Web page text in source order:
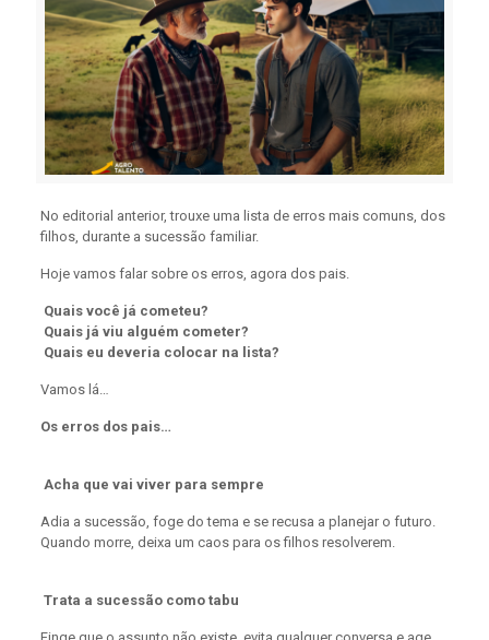
No editorial anterior, trouxe uma lista de erros mais comuns, dos
filhos, durante a sucessão familiar.
Hoje vamos falar sobre os erros, agora dos pais.
Quais você já cometeu?
Quais já viu alguém cometer?
Quais eu deveria colocar na lista?
Vamos lá…
Os erros dos pais…
Acha que vai viver para sempre
Adia a sucessão, foge do tema e se recusa a planejar o futuro.
Quando morre, deixa um caos para os filhos resolverem.
Trata a sucessão como tabu